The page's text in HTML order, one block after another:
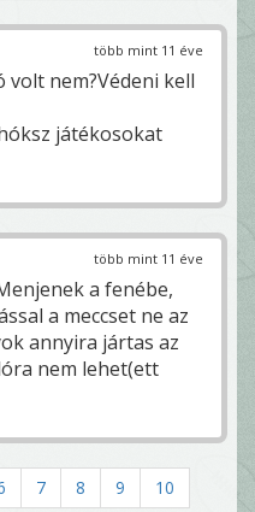
több mint 11 éve
volt nem?Védeni kell
játékosokat
több mint 11 éve
a fenébe,
a meccset ne az
annyira jártas az
nem lehet(ett
7 8 9 10